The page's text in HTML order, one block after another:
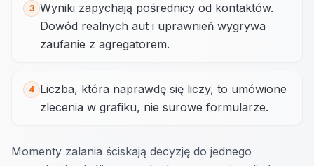
3 Wyniki zapychają pośrednicy od kontaktów.
Dowód realnych aut i uprawnień wygrywa
zaufanie z agregatorem.
4 Liczba, która naprawdę się liczy, to umówione
zlecenia w grafiku, nie surowe formularze.
Momenty zalania ściskają decyzję do jednego